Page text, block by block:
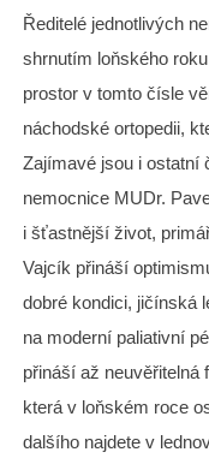
Ředitelé jednotlivých
shrnutím loňského
prostor v tomto čísle
náchodské ortopedii,
Zajímavé jsou i ostatní
nemocnice MUDr.
i šťastnější život,
Vajcík přináší
dobré kondici, jičínská
na moderní paliativní
přináší až neuvěřitelná
která v loňském roce
dalšího najdete v